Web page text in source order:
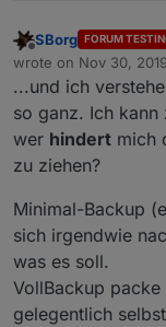
Offline
SBorg FORUM
wrote on Nov 30,
last edited by
...und ich
so ganz. Ich
wer hindert mich
zu ziehen?
Minimal-Backup
sich irgendwie
was es soll.
VollBackup
gelegentlich